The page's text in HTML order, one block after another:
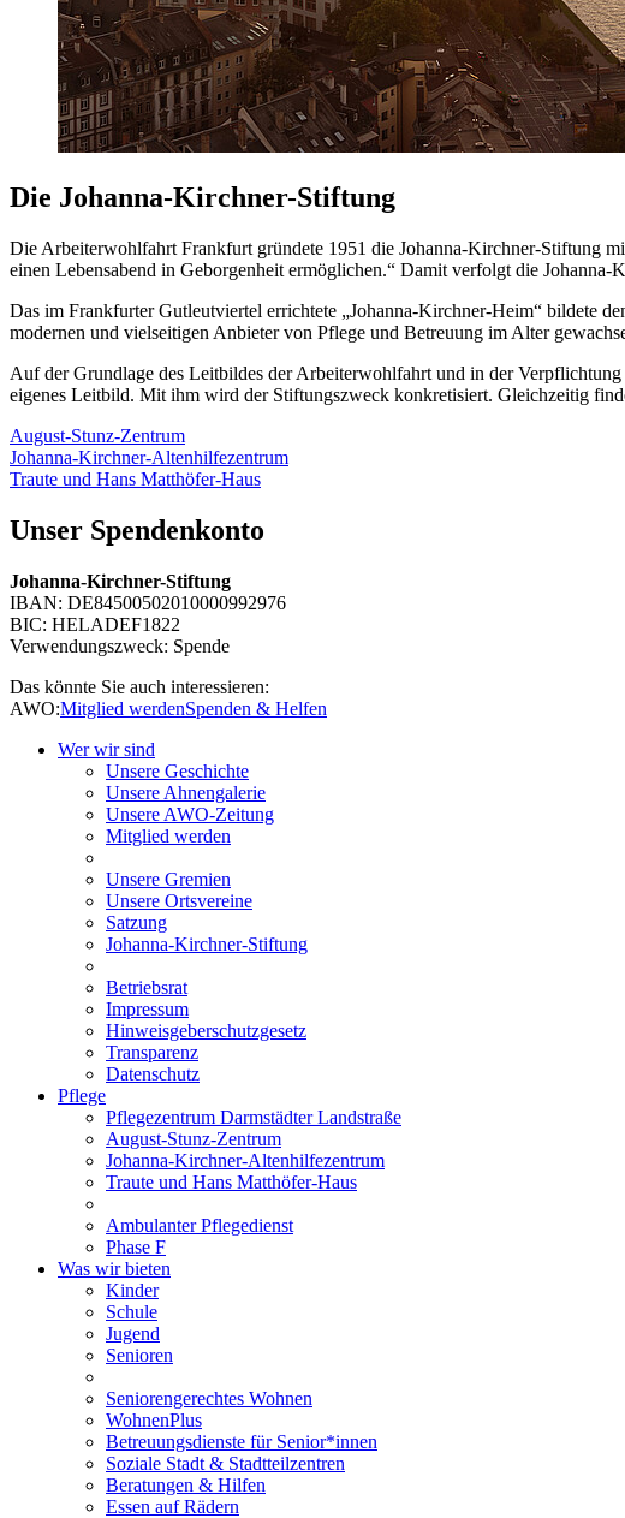
Die Johanna-Kirchner-Stiftung
Die Arbeiterwohlfahrt Frankfurt gründete 1951 die Johanna-Kirchner-Stiftung
einen Lebensabend in Geborgenheit ermöglichen.“ Damit verfolgt die
Das im Frankfurter Gutleutviertel errichtete „Johanna-Kirchner-Heim“ bildete
modernen und vielseitigen Anbieter von Pflege und Betreuung im Alter
Auf der Grundlage des Leitbildes der Arbeiterwohlfahrt und in der
eigenes Leitbild. Mit ihm wird der Stiftungszweck konkretisiert. Gleichzeitig
August-Stunz-Zentrum
Johanna-Kirchner-Altenhilfezentrum
Traute und Hans Matthöfer-Haus
Unser Spendenkonto
Johanna-Kirchner-Stiftung
IBAN: DE84500502010000992976
BIC: HELADEF1822
Verwendungszweck: Spende
Das könnte Sie auch interessieren:
AWO:Mitglied werdenSpenden & Helfen
Wer wir sind
Unsere Geschichte
Unsere Ahnengalerie
Unsere AWO-Zeitung
Mitglied werden
Unsere Gremien
Unsere Ortsvereine
Satzung
Johanna-Kirchner-Stiftung
Betriebsrat
Impressum
Hinweisgeberschutzgesetz
Transparenz
Datenschutz
Pflege
Pflegezentrum Darmstädter Landstraße
August-Stunz-Zentrum
Johanna-Kirchner-Altenhilfezentrum
Traute und Hans Matthöfer-Haus
Ambulanter Pflegedienst
Phase F
Was wir bieten
Kinder
Schule
Jugend
Senioren
Seniorengerechtes Wohnen
WohnenPlus
Betreuungsdienste für Senior*innen
Soziale Stadt & Stadtteilzentren
Beratungen & Hilfen
Essen auf Rädern